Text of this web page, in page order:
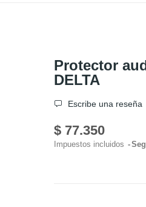
Protector
DELTA
Escribe una reseña
$ 77.350
Impuestos incluidos